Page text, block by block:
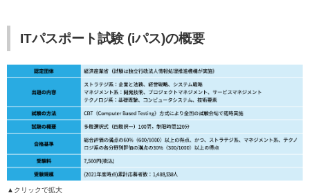
ITパスポート試験 (iパス)の概要
▲クリックで拡大